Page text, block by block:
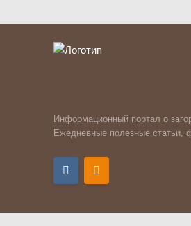
Информационный портал о
Ежедневные полезные статьи,